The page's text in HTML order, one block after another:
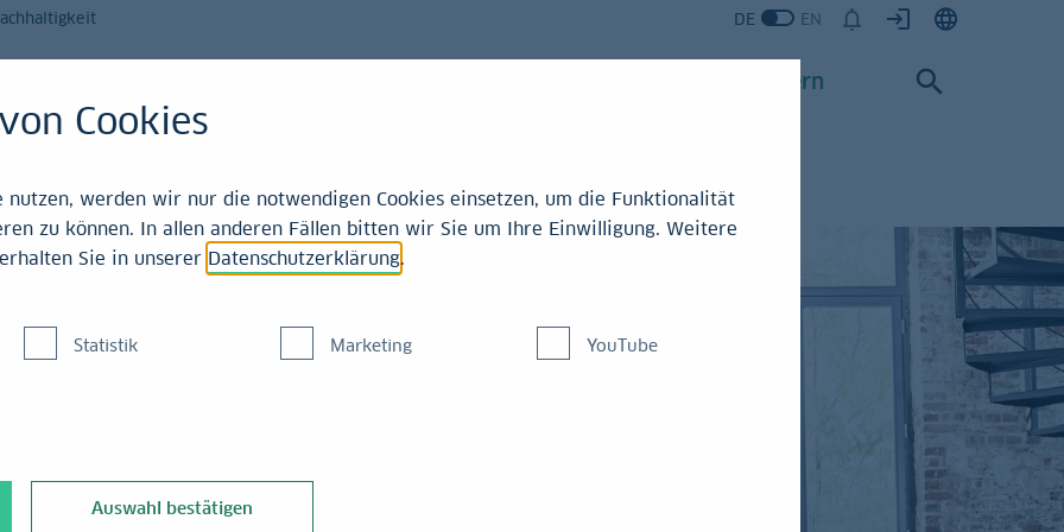
DE EN
Konzern
Portal ist der
der LBBW und
Cookies
nutzen, werden wir nur die notwendigen Cookies einsetzen, um die Funktionalität
zu können. In allen anderen Fällen bitten wir Sie um Ihre Einwilligung. Weitere
Sie in unserer Datenschutzerklärung.
Statistik Marketing YouTube
Auswahl bestätigen